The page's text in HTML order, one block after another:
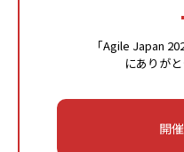
「Agile Japan 2025
にありが
開